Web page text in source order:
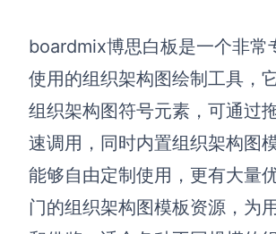
boardmix博思白板是一个非常
使用的组织架构图绘制工具，
组织架构图符号元素，可通过
速调用，同时内置组织架构图
能够自由定制使用，更有大量
门的组织架构图模板资源，为